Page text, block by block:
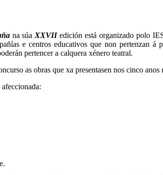
na súa XXVIIedición está organizado polo
e centros educativos que non pertenzan
pertencer a calquera xénero teatral.
as obras que xa presentasen nos cinco anos